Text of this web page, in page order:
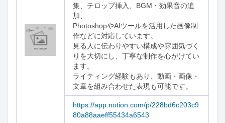
集、テロップ挿入、BGM・効果音の追
加、
PhotoshopやAIツールを活用した画像制
作などに対応しています。
見る人に伝わりやすい構成や雰囲気づく
りを大切にし、丁寧な制作を心がけてい
ます。
ライティング経験もあり、動画・画像・
文章を組み合わせた表現も可能です。
https://app.notion.com/p/228bd6c203c9
80a88aaeff55434a6543